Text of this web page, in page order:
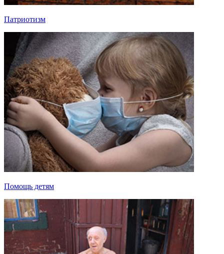
Патриотизм
Помощь детям